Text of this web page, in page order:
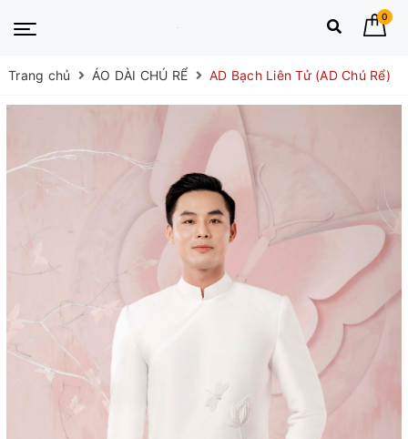
0
Trang chủ ÁO DÀI CHÚ RỂ AD Bạch Liên Tử (AD Chú Rể)